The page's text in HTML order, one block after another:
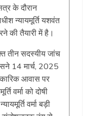
के दौरान
न्यायमूर्ति यशवंत
की तैयारी में है।
तीन सदस्यीय जांच
14 मार्च, 2025
आवास पर
वर्मा को दोषी
वर्मा बड़ी